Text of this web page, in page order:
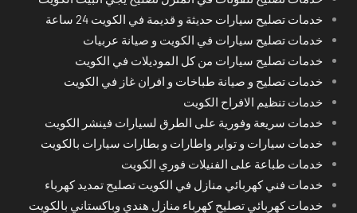
خدمات تصليح سيارات حديثة و قديمة في الكويت 24 ساعة
خدمات تصليح سيارات في الكويت و صيانة عربيات
خدمات تصليح سيارات من كل الموديلات في الكويت
خدمات تصليح و صيانة طباخات و افران غاز في الكويت
خدمات تنظيم الافراح الكويت
خدمات سريعة وفورية على الطرق لسيارات فينشر الكويت
خدمات سيارات و تواير واطارات و بطارات سيارات بالكويت
خدمات طباعة على الفنيلات فوري الكويت
خدمات فني كهربائي منازل في الكويت تصليح تمديد كهرباء
خدمات كهربائي تصليح كهرباء منازل هندي وباكستاني بالكويت